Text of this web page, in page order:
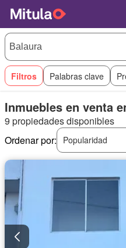
Filtros Palabras clave
Inmuebles en venta
9 propiedades disponibles
Ordenar por:
Popularidad